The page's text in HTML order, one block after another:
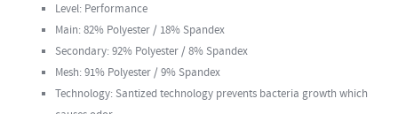
Level: Performance
Main: 82% Polyester / 18% Spandex
Secondary: 92% Polyester / 8% Spandex
Mesh: 91% Polyester / 9% Spandex
Technology: Santized technology prevents bacteria growth which